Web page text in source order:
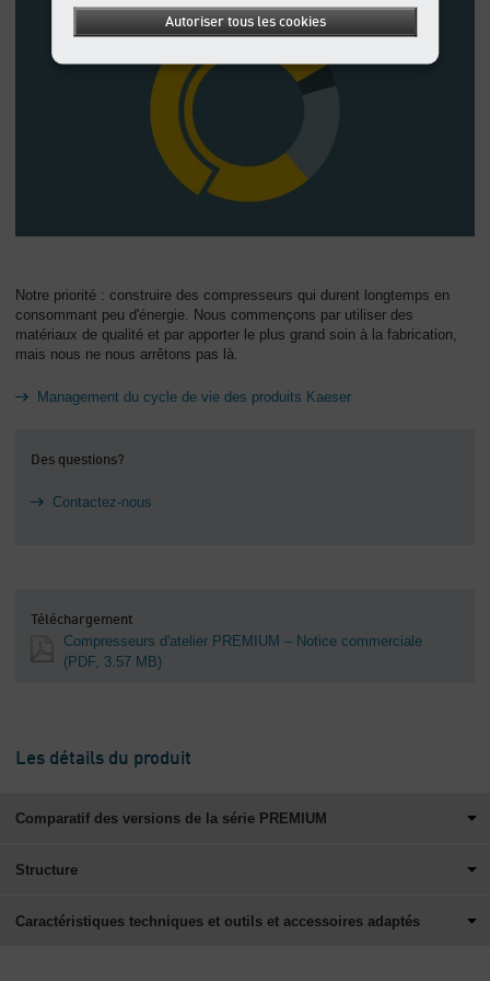
Notre priorité : construire des compresseurs qui durent longtemps en
consommant peu d'énergie. Nous commençons par utiliser des
matériaux de qualité et par apporter le plus grand soin à la fabrication,
mais nous ne nous arrêtons pas là.
Management du cycle de vie des produits Kaeser
Des questions?
Contactez-nous
Téléchargement
Compresseurs d'atelier PREMIUM – Notice commerciale
(PDF, 3.57 MB)
Les détails du produit
Comparatif des versions de la série PREMIUM
Structure
Caractéristiques techniques et outils et accessoires adaptés
Autoriser tous les cookies